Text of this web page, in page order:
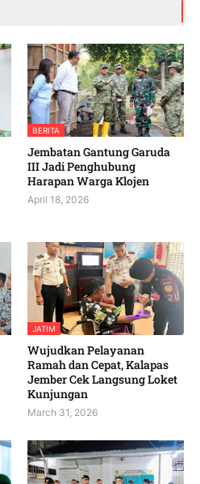
BERITA
Jembatan Gantung Garuda
III Jadi Penghubung
Harapan Warga Klojen
April 18, 2026
JATIM
Wujudkan Pelayanan
Ramah dan Cepat, Kalapas
Jember Cek Langsung Loket
Kunjungan
March 31, 2026